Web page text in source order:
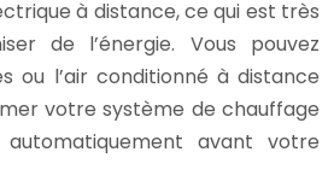
à distance, ce qui est très
de l’énergie. Vous pouvez
ou l’air conditionné à distance
votre système de chauffage
automatiquement avant votre